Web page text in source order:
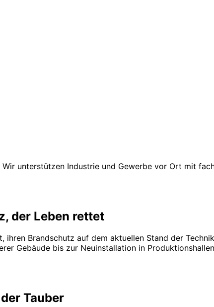
unterstützen Industrie und Gewerbe vor Ort mit
der Leben rettet
Brandschutz auf dem aktuellen Stand der
Gebäude bis zur Neuinstallation in
Tauber